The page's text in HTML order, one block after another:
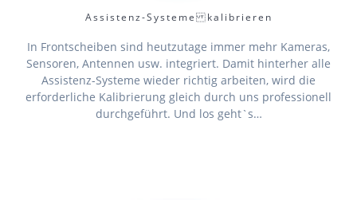
Assistenz-Systeme kalibrieren
In Frontscheiben sind heutzutage immer mehr Kameras,
Sensoren, Antennen usw. integriert. Damit hinterher alle
Assistenz-Systeme wieder richtig arbeiten, wird die
erforderliche Kalibrierung gleich durch uns professionell
durchgeführt. Und los geht`s…